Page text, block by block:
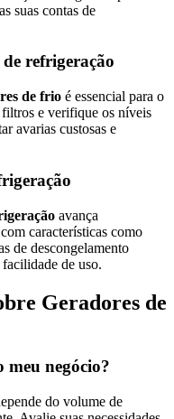
suas contas de
refrigeração
de frio é essencial para o
e verifique os níveis
avarias custosas e
avança
características como
de descongelamento
de uso.
Geradores de
meu negócio?
do volume de